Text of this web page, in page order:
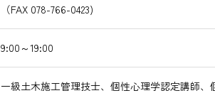
（FAX 078-766-0423)
9:00～19:00
一級土木施工管理技士、個性心理学認定講師